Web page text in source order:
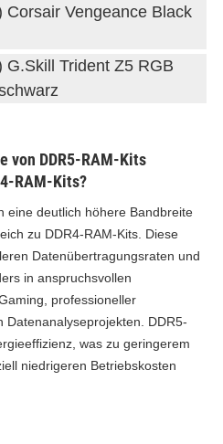
Corsair Vengeance Black
G.Skill Trident Z5 RGB
von DDR5-RAM-Kits
RAM-Kits?
eine deutlich höhere Bandbreite
zu DDR4-RAM-Kits. Diese
Datenübertragungsraten und
in anspruchsvollen
professioneller
DDR5-
was zu geringerem
niedrigeren Betriebskosten